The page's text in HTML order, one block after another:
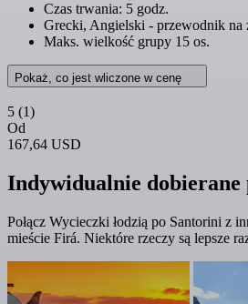
Czas trwania: 5 godz.
Grecki, Angielski - przewodnik na
Maks. wielkość grupy 15 os.
Pokaż, co jest wliczone w cenę
5 (1)
Od
167,64 USD
Indywidualnie dobierane
Połącz Wycieczki łodzią po Santorini z
mieście Firá. Niektóre rzeczy są lepsze